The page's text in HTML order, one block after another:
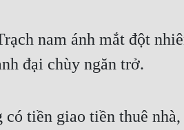
nam ánh mắt đột
đại chùy ngăn trở.
có tiền giao tiền thuê